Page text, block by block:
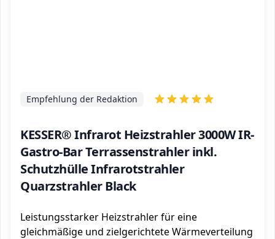
KESSER® Infrarot Heizstrahler 3000W IR-
Gastro-Bar Terrassenstrahler inkl.
Schutzhülle Infrarotstrahler
Quarzstrahler Black
Empfehlung der Redaktion
Leistungsstarker Heizstrahler für eine
gleichmäßige und zielgerichtete Wärmeverteilung